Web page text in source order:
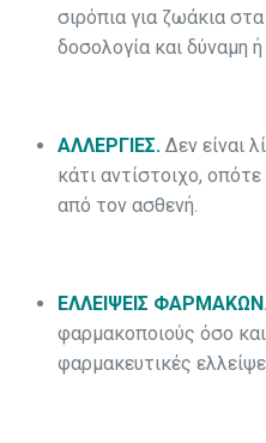
σιρόπια για ζωάκια
δοσολογία και δύναμη
ΑΛΛΕΡΓΙΕΣ. Δεν είναι
κάτι αντίστοιχο,
από τον ασθενή.
ΕΛΛΕΙΨΕΙΣ ΦΑΡΜΑΚΩΝ.
φαρμακοποιούς όσο
φαρμακευτικές